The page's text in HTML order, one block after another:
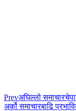
Prevअघिल्लो समाचार
अर्को समाचारबाढि